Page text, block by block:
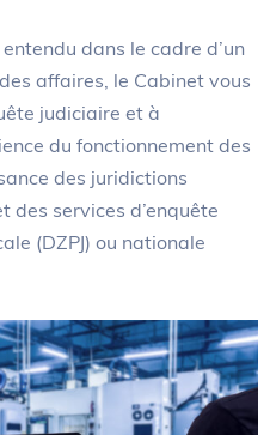
dans le cadre d’un
affaires, le Cabinet vous
judiciaire et à
du fonctionnement des
des juridictions
des services d’enquête
(DZPJ) ou nationale